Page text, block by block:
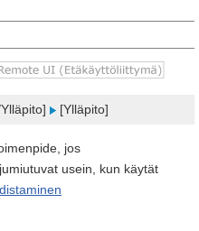
[Ylläpito]
jos
usein, kun käytät